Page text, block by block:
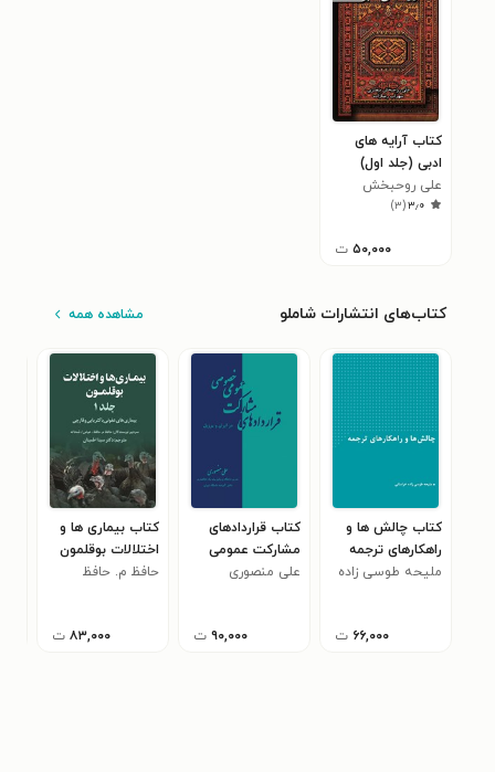
کتاب آرایه های
ادبی (جلد اول)
علی روحبخش
مبصری
۳٫۰(۳)
۵۰,۰۰۰ ت
کتاب‌های انتشارات شاملو مشاهده همه
کتاب چالش‌ ها و
راهکارهای ترجمه
ملیحه طوسی زاده
۶۶,۰۰۰ ت
کتاب قراردادهای
مشارکت عمومی
خصوصی
علی منصوری
۹۰,۰۰۰ ت
کتاب بیماری ها و
اختلالات بوقلمون
(جلد اول، بخش
حافظ م. حافظ
۸۳,۰۰۰ ت